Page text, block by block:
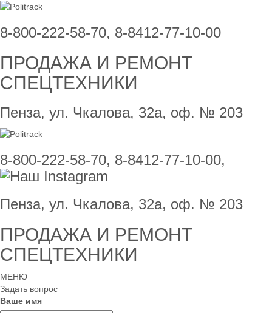
8-800-222-58-70, 8-8412-77-10-00
ПРОДАЖА И РЕМОНТ
СПЕЦТЕХНИКИ
Пенза, ул. Чкалова, 32а, оф. № 203
8-800-222-58-70, 8-8412-77-10-00,
Пенза, ул. Чкалова, 32а, оф. № 203
ПРОДАЖА И РЕМОНТ
СПЕЦТЕХНИКИ
МЕНЮ
Задать вопрос
Ваше имя